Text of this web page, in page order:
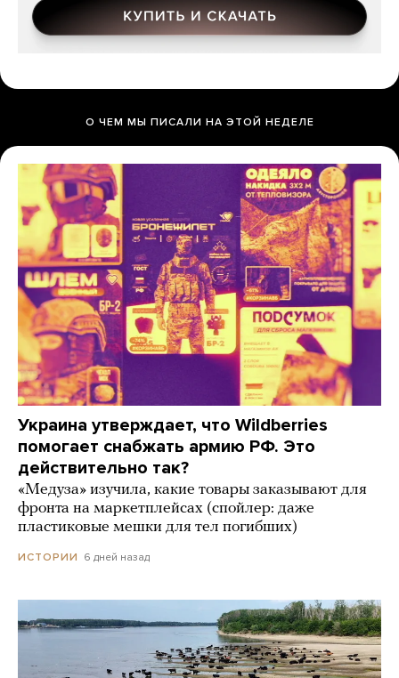
О ЧЕМ МЫ ПИСАЛИ НА ЭТОЙ НЕДЕЛЕ
Украина утверждает, что Wildberries
помогает снабжать армию РФ. Это
действительно так?
«Медуза» изучила, какие товары заказывают для
фронта на маркетплейсах (спойлер: даже
пластиковые мешки для тел погибших)
ИСТОРИИ 6 дней назад